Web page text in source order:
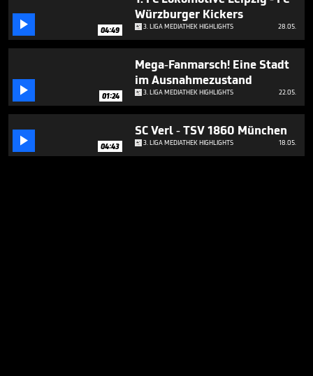
 04:49
Würzburger Kickers
3. LIGA MEDIATHEK HIGHLIGHTS 28.05.
 01:24
Mega-Fanmarsch! Eine Stadt
im Ausnahmezustand
3. LIGA MEDIATHEK HIGHLIGHTS 22.05.
 04:43
SC Verl - TSV 1860 München
3. LIGA MEDIATHEK HIGHLIGHTS 18.05.